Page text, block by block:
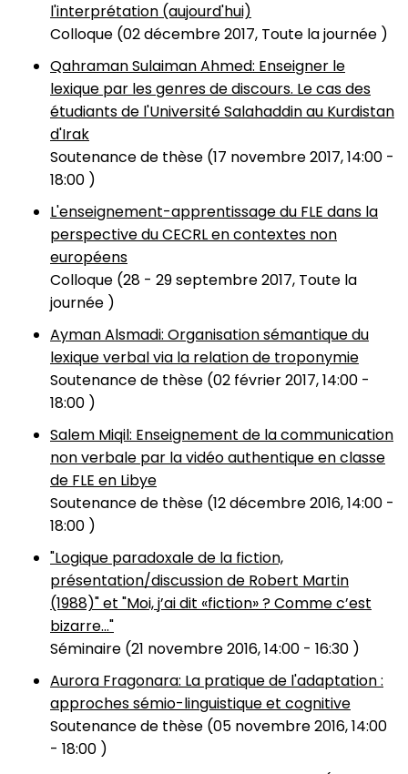
l'interprétation (aujourd'hui)
Colloque (02 décembre 2017, Toute la journée )
Qahraman Sulaiman Ahmed: Enseigner le
lexique par les genres de discours. Le cas des
étudiants de l'Université Salahaddin au Kurdistan
d'Irak
Soutenance de thèse (17 novembre 2017, 14:00 -
18:00 )
L'enseignement-apprentissage du FLE dans la
perspective du CECRL en contextes non
européens
Colloque (28 - 29 septembre 2017, Toute la
journée )
Ayman Alsmadi: Organisation sémantique du
lexique verbal via la relation de troponymie
Soutenance de thèse (02 février 2017, 14:00 -
18:00 )
Salem Miqil: Enseignement de la communication
non verbale par la vidéo authentique en classe
de FLE en Libye
Soutenance de thèse (12 décembre 2016, 14:00 -
18:00 )
"Logique paradoxale de la fiction,
présentation/discussion de Robert Martin
(1988)" et "Moi, j’ai dit «fiction» ? Comme c’est
bizarre..."
Séminaire (21 novembre 2016, 14:00 - 16:30 )
Aurora Fragonara: La pratique de l'adaptation :
approches sémio-linguistique et cognitive
Soutenance de thèse (05 novembre 2016, 14:00
- 18:00 )